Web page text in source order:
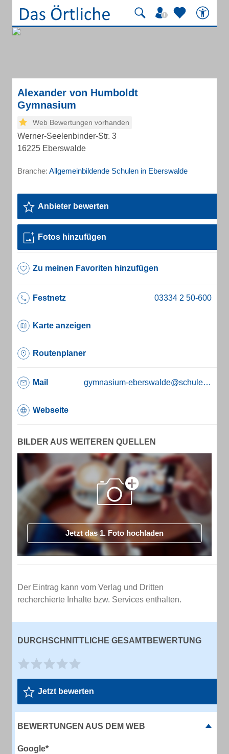
Alexander von Humboldt
Gymnasium
Web Bewertungen vorhanden
Werner-Seelenbinder-Str. 3
16225 Eberswalde
Branche: Allgemeinbildende Schulen in Eberswalde
Anbieter bewerten
Fotos hinzufügen
Zu meinen Favoriten hinzufügen
Festnetz
Karte anzeigen
Routenplaner
Mail gymnasium-eberswalde@schulen.kvbarnim.de
Webseite
BILDER AUS WEITEREN QUELLEN
Jetzt das 1. Foto hochladen
Der Eintrag kann vom Verlag und Dritten
recherchierte Inhalte bzw. Services enthalten.
DURCHSCHNITTLICHE GESAMTBEWERTUNG
Jetzt bewerten
BEWERTUNGEN AUS DEM WEB
Google*